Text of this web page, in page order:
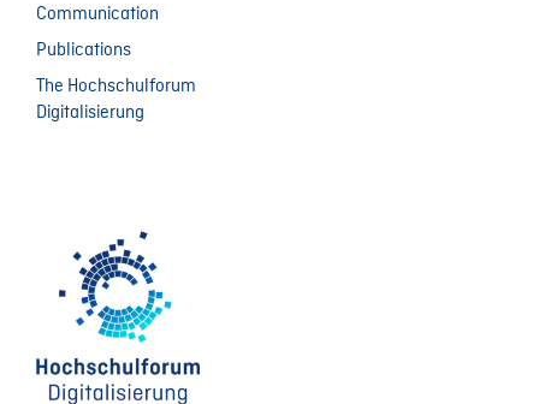
Communication
Publications
The Hochschulforum
Digitalisierung